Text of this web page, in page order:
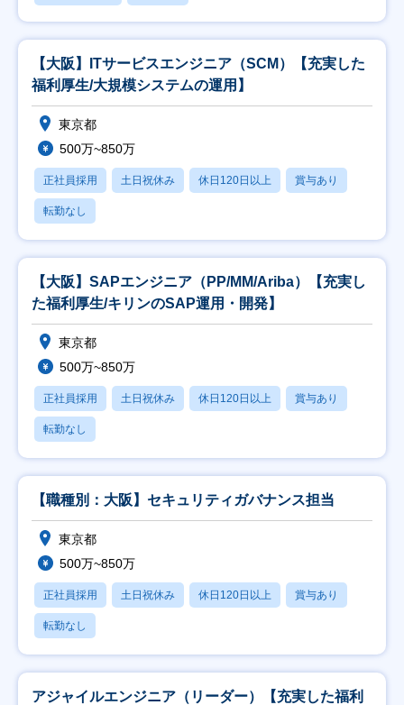
【大阪】ITサービスエンジニア（SCM）【充実した
福利厚生/大規模システムの運用】
東京都
500万~850万
正社員採用 土日祝休み 休日120日以上 賞与あり
転勤なし
【大阪】SAPエンジニア（PP/MM/Ariba）【充実し
た福利厚生/キリンのSAP運用・開発】
東京都
500万~850万
正社員採用 土日祝休み 休日120日以上 賞与あり
転勤なし
【職種別：大阪】セキュリティガバナンス担当
東京都
500万~850万
正社員採用 土日祝休み 休日120日以上 賞与あり
転勤なし
アジャイルエンジニア（リーダー）【充実した福利